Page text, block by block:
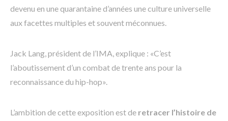
devenu en une quarantaine d’années une culture universelle
aux facettes multiples et souvent méconnues.
Jack Lang, président de l’IMA, explique : «C’est
l’aboutissement d’un combat de trente ans pour la
reconnaissance du hip-hop».
L’ambition de cette exposition est de retracer l’histoire de